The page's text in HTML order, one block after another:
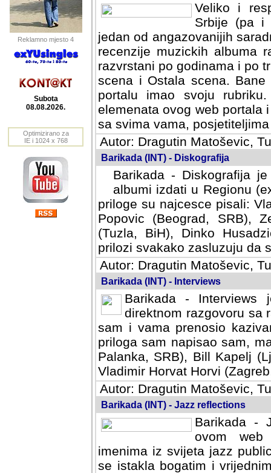
Reklamno mjesto 4
Subota
08.08.2026.
Optimizirano za
IE i 1024 x 768
Veliko i
Srbije (pa i
jedan od angazovanijih
recenzije muzickih albuma
razvrstani po godinama i po
scena i Ostala scena.
portalu imao svoju
elemenata ovog web portala
sa svima vama,
Autor: Dragutin Matoševic,
Barikada (INT) - Diskografija
Barikada - Diskografija
albumi izdati u Regionu
priloge su najcesce pisali:
Popovic (Beograd, SRB),
(Tuzla, BiH), Dinko
prilozi svakako zasluzuju da
Autor: Dragutin Matoševic,
Barikada (INT) - Interviews
Barikada -
direktnom razgovoru sa
sam i vama prenosio
priloga sam napisao sam,
Palanka, SRB), Bill Kapelj
Vladimir Horvat Horvi
Autor: Dragutin Matoševic,
Barikada (INT) - Jazz reflections
Barikada -
ovom web
imenima iz svijeta jazz
se istakla bogatim i